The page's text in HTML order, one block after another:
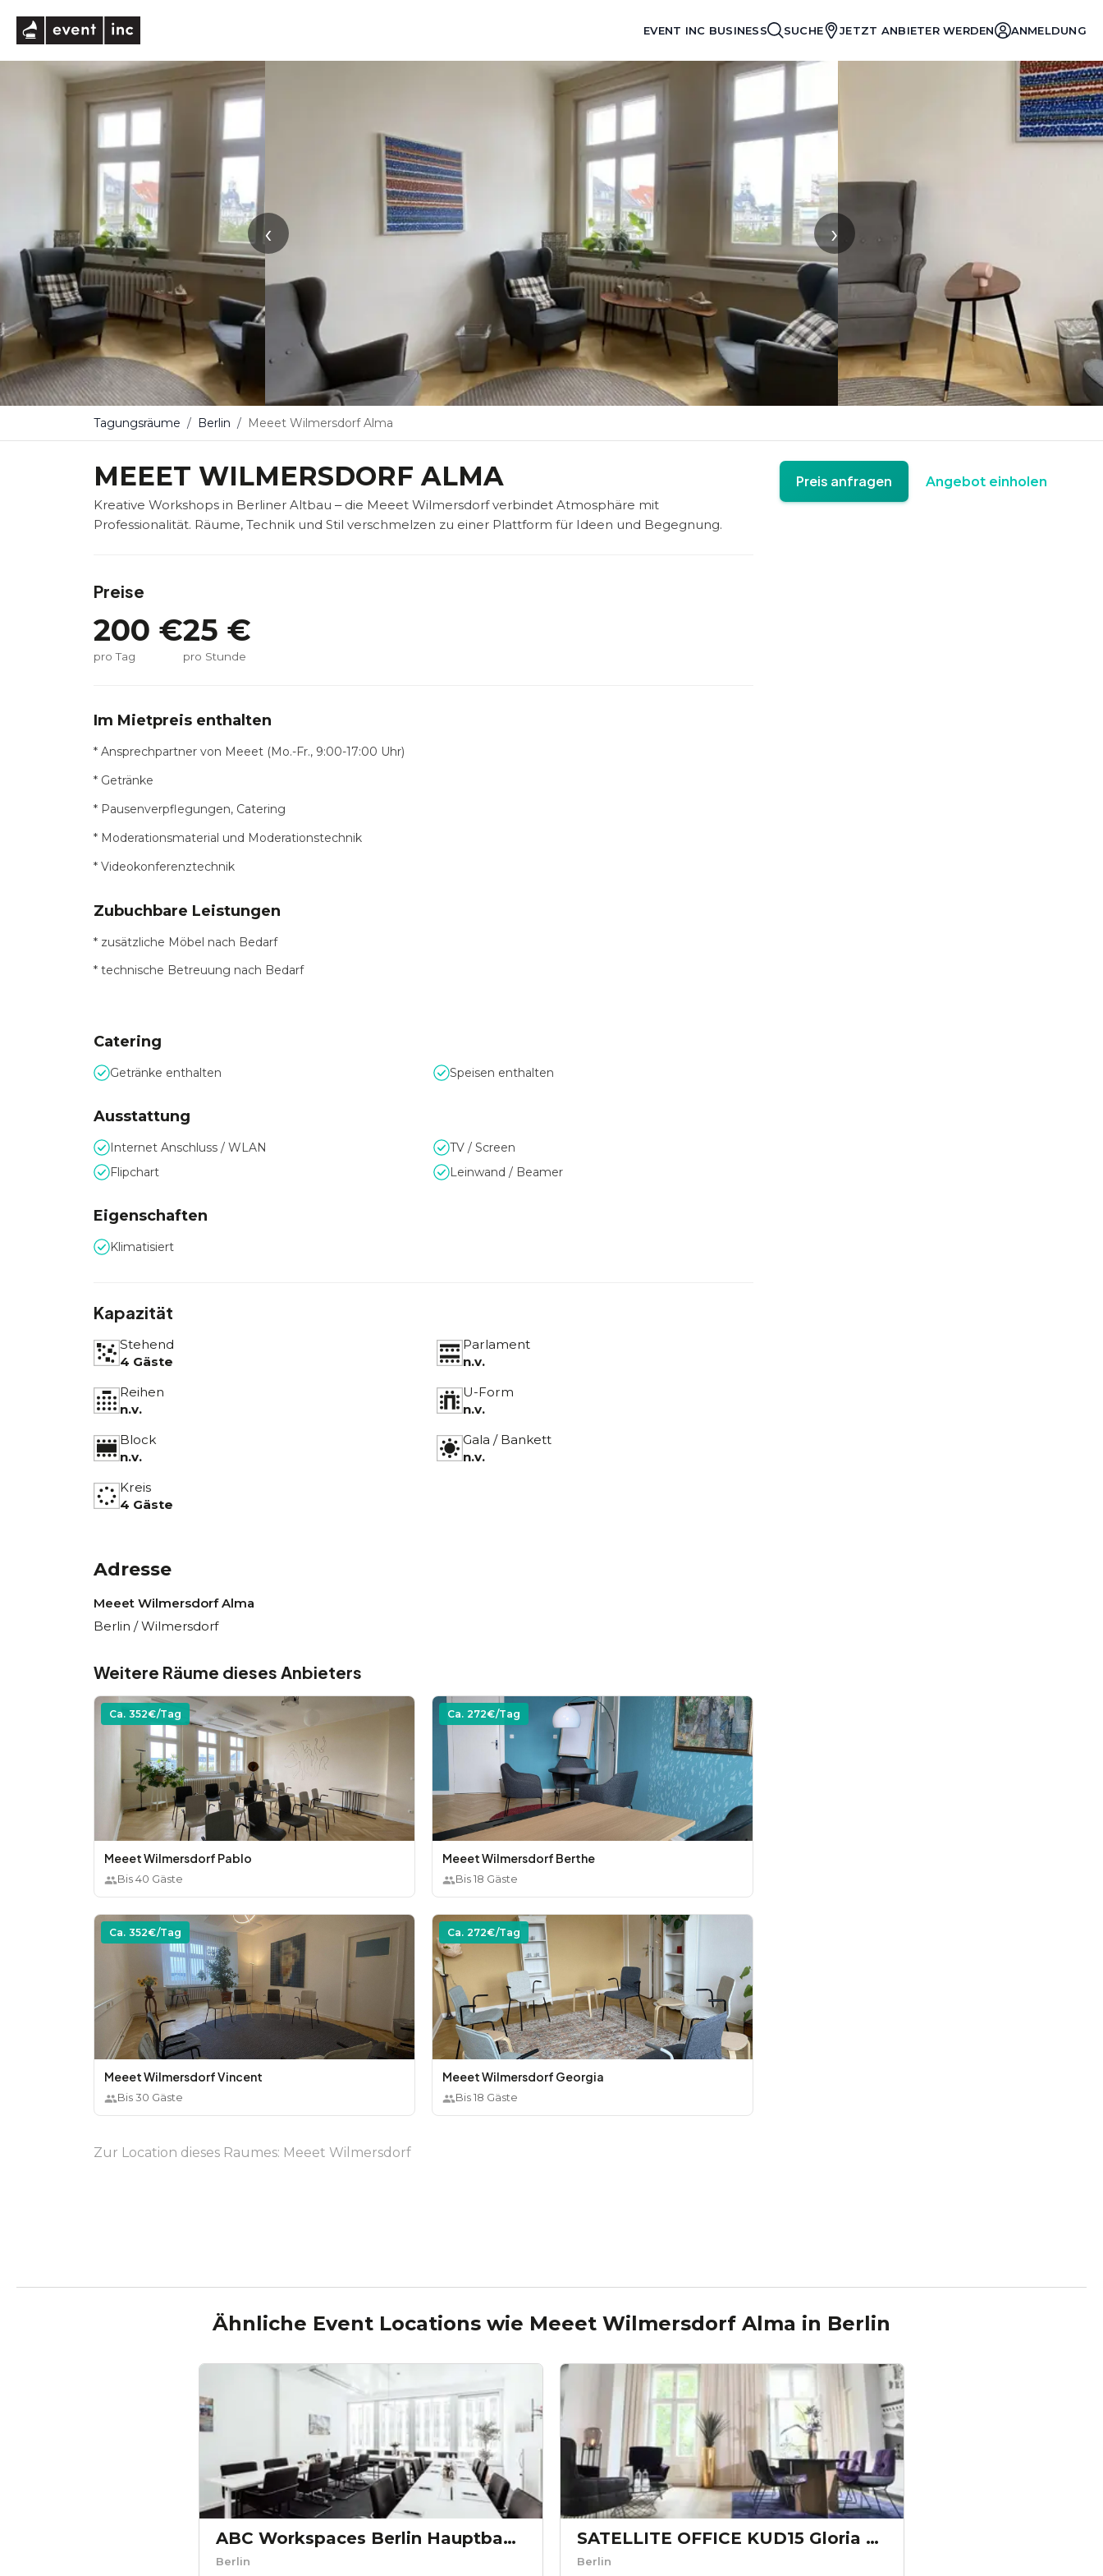
EVENT INC BUSINESS SUCHE JETZT ANBIETER WERDEN ANMELDUNG
‹ ›
Tagungsräume Berlin Meeet Wilmersdorf Alma
MEEET WILMERSDORF ALMA
Kreative Workshops in Berliner Altbau ‒ die Meeet Wilmersdorf verbindet Atmosphäre mit
Professionalität. Räume, Technik und Stil verschmelzen zu einer Plattform für Ideen und Begegnung.
Preise
200 €
pro Tag
25 €
pro Stunde
Im Mietpreis enthalten
* Ansprechpartner von Meeet (Mo.-Fr., 9:00-17:00 Uhr)
* Getränke
* Pausenverpflegungen, Catering
* Moderationsmaterial und Moderationstechnik
* Videokonferenztechnik
Zubuchbare Leistungen
* zusätzliche Möbel nach Bedarf
* technische Betreuung nach Bedarf
Catering
Getränke enthalten Speisen enthalten
Ausstattung
Internet Anschluss / WLAN
TV / Screen
Flipchart
Leinwand / Beamer
Eigenschaften
Klimatisiert
Kapazität
Stehend
4 Gäste
Parlament
n.v.
Reihen
n.v.
U-Form
n.v.
Block
n.v.
Gala / Bankett
n.v.
Kreis
4 Gäste
Adresse
Meeet Wilmersdorf Alma
Berlin / Wilmersdorf
Weitere Räume dieses Anbieters
Ca. 352€/Tag
Meeet Wilmersdorf Pablo
Bis40 Gäste
Ca. 272€/Tag
Meeet Wilmersdorf Berthe
Bis18 Gäste
Ca. 352€/Tag
Meeet Wilmersdorf Vincent
Bis30 Gäste
Ca. 272€/Tag
Meeet Wilmersdorf Georgia
Bis18 Gäste
Zur Location dieses Raumes: Meeet Wilmersdorf
Preis anfragen Angebot einholen
Ähnliche Event Locations wie Meeet Wilmersdorf Alma in Berlin
ABC Workspaces Berlin Hauptbahnhof - Bundestag
Berlin
SATELLITE OFFICE KUD15 Gloria Berlin Kaminlounge „Gloria Berlin“
Berlin